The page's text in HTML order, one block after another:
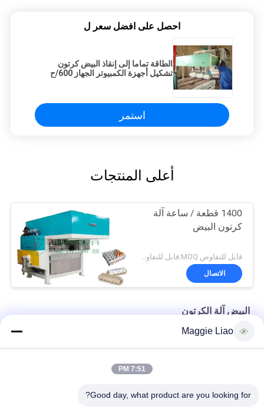
احصل على افضل سعر ل
الطاقة تماما إلى إنقاذ البيض كرتون
تشكيل أجهزة الكمبيوتر الجهاز 600/ح
استمر
أعلى المنتجات
1400 قطعة / ساعة آلة
كرتون البيض
قابل للتفاوض MOQ:قابل للتفاوض
الاتصال
البيض آلة الكرتون
آلة صناعة طبق الورق الآلي للبيض 1800 قطعة / ساعة
Maggie Liao
7:51 PM
Good day, what product are you looking for?